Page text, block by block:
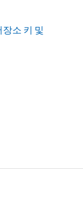
소 키 및